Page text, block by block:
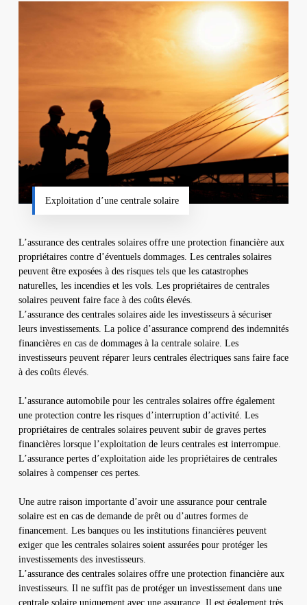
Exploitation d’une centrale solaire
L’assurance des centrales solaires offre une protection financière aux
propriétaires contre d’éventuels dommages. Les centrales solaires
peuvent être exposées à des risques tels que les catastrophes
naturelles, les incendies et les vols. Les propriétaires de centrales
solaires peuvent faire face à des coûts élevés.
L’assurance des centrales solaires aide les investisseurs à sécuriser
leurs investissements. La police d’assurance comprend des indemnités
financières en cas de dommages à la centrale solaire. Les
investisseurs peuvent réparer leurs centrales électriques sans faire face
à des coûts élevés.
L’assurance automobile pour les centrales solaires offre également
une protection contre les risques d’interruption d’activité. Les
propriétaires de centrales solaires peuvent subir de graves pertes
financières lorsque l’exploitation de leurs centrales est interrompue.
L’assurance pertes d’exploitation aide les propriétaires de centrales
solaires à compenser ces pertes.
Une autre raison importante d’avoir une assurance pour centrale
solaire est en cas de demande de prêt ou d’autres formes de
financement. Les banques ou les institutions financières peuvent
exiger que les centrales solaires soient assurées pour protéger les
investissements des investisseurs.
L’assurance des centrales solaires offre une protection financière aux
investisseurs. Il ne suffit pas de protéger un investissement dans une
centrale solaire uniquement avec une assurance. Il est également très